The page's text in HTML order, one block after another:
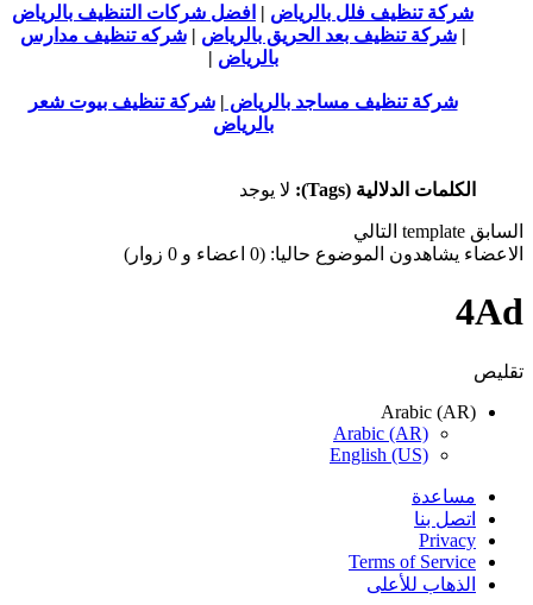
شركة تنظيف فلل بالرياض | افضل شركات التنظيف بالرياض
|شركة تنظيف بعد الحريق بالرياض |شركه تنظيف مدارس
بالرياض |
شركة تنظيف مساجد بالرياض |شركة تنظيف بيوت شعر
بالرياض
الكلمات الدلالية (Tags): لا يوجد
السابق template التالي
الاعضاء يشاهدون الموضوع حاليا: (0 اعضاء و 0 زوار)
4Ad
تقليص
Arabic (AR)
Arabic (AR)
English (US)
مساعدة
اتصل بنا
Privacy
Terms of Service
الذهاب للأعلى